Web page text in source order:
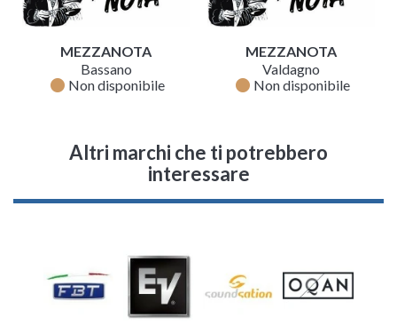
MEZZANOTA
Bassano
fiber_manual_record Non disponibile
MEZZANOTA
Valdagno
fiber_manual_record Non disponibile
Altri marchi che ti potrebbero
interessare